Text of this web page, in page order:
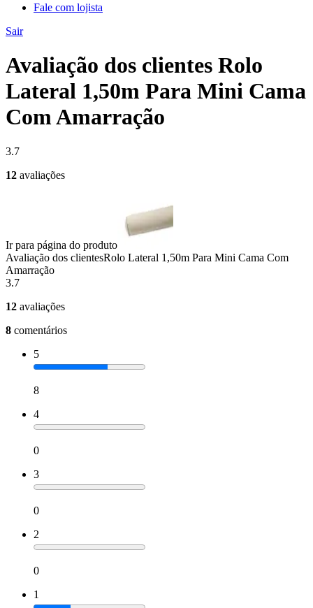
Fale com lojista
Sair
Avaliação dos clientes Rolo
Lateral 1,50m Para Mini Cama
Com Amarração
3.7
12 avaliações
Ir para página do produto
Avaliação dos clientesRolo Lateral 1,50m Para Mini Cama Com
Amarração
3.7
12 avaliações
8 comentários
5
8
4
0
3
0
2
0
1